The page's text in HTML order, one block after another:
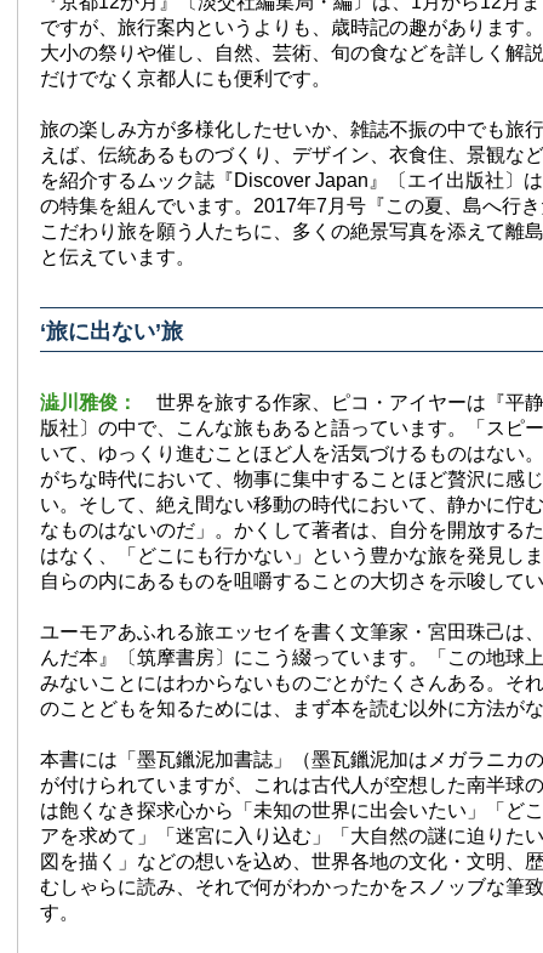
ですが、旅行案内というよりも、歳時記の趣があります
大小の祭りや催し、自然、芸術、旬の食などを詳しく解
だけでなく京都人にも便利です。
旅の楽しみ方が多様化したせいか、雑誌不振の中でも旅
えば、伝統あるものづくり、デザイン、衣食住、景観な
を紹介するムック誌『Discover Japan』〔エイ出版社〕
の特集を組んでいます。2017年7月号『この夏、島へ行
こだわり旅を願う人たちに、多くの絶景写真を添えて離
と伝えています。
‘旅に出ない’旅
澁川雅俊： 世界を旅する作家、ピコ・アイヤーは『平
版社〕の中で、こんな旅もあると語っています。「スピ
いて、ゆっくり進むことほど人を活気づけるものはない
がちな時代において、物事に集中することほど贅沢に感
い。そして、絶え間ない移動の時代において、静かに佇
なものはないのだ」。かくして著者は、自分を開放する
はなく、「どこにも行かない」という豊かな旅を発見し
自らの内にあるものを咀嚼することの大切さを示唆して
ユーモアあふれる旅エッセイを書く文筆家・宮田珠己は
んだ本』〔筑摩書房〕にこう綴っています。「この地球
みないことにはわからないものごとがたくさんある。そ
のことどもを知るためには、まず本を読む以外に方法が
本書には「墨瓦鑞泥加書誌」（墨瓦鑞泥加はメガラニカ
が付けられていますが、これは古代人が空想した南半球
は飽くなき探求心から「未知の世界に出会いたい」「ど
アを求めて」「迷宮に入り込む」「大自然の謎に迫りた
図を描く」などの想いを込め、世界各地の文化・文明、
むしゃらに読み、それで何がわかったかをスノッブな筆
す。